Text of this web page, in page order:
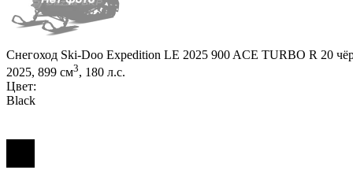
Снегоход Ski-Doo Expedition LE 2025 900 ACE TURBO R 20
2025, 899 см3, 180 л.с.
Цвет:
Black